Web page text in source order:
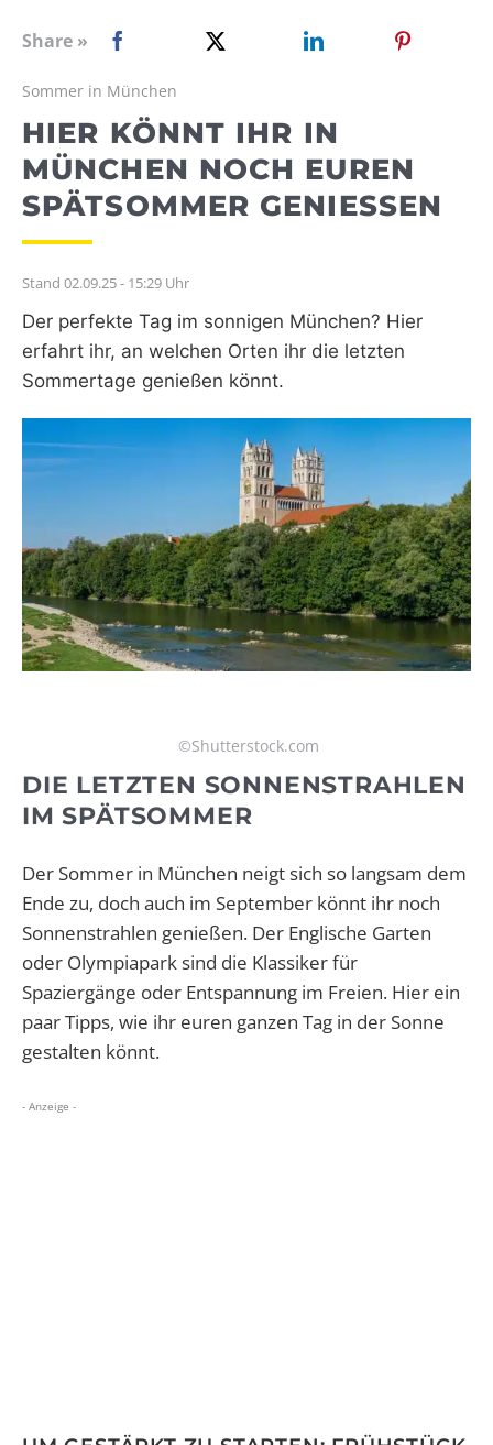
WEBRADIO
Share »
Sommer in München
HIER KÖNNT IHR IN
MÜNCHEN NOCH EUREN
SPÄTSOMMER GENIESSEN
Stand 02.09.25 - 15:29 Uhr
Der perfekte Tag im sonnigen München? Hier
erfahrt ihr, an welchen Orten ihr die letzten
Sommertage genießen könnt.
©Shutterstock.com
DIE LETZTEN SONNENSTRAHLEN
IM SPÄTSOMMER
Der Sommer in München neigt sich so langsam dem
Ende zu, doch auch im September könnt ihr noch
Sonnenstrahlen genießen. Der Englische Garten
oder Olympiapark sind die Klassiker für
Spaziergänge oder Entspannung im Freien. Hier ein
paar Tipps, wie ihr euren ganzen Tag in der Sonne
gestalten könnt.
- Anzeige -